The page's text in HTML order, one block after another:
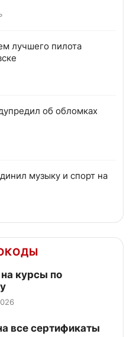
лучшего пилота
об обломках
музыку и спорт на
курсы по
все сертификаты